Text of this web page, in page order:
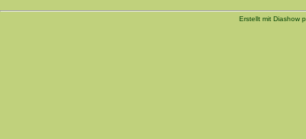
Erstellt mit Diashow